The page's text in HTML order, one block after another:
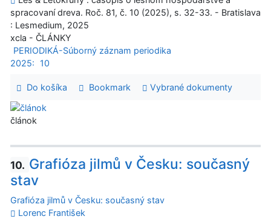
spracovaní dreva. Roč. 81, č. 10 (2025), s. 32-33. - Bratislava
: Lesmedium, 2025
xcla - ČLÁNKY
PERIODIKÁ-Súborný záznam periodika
2025:
10
Do košíka Bookmark Vybrané dokumenty
článok
10. Grafióza jilmů v Česku: současný
stav
Grafióza jilmů v Česku: současný stav
Lorenc František